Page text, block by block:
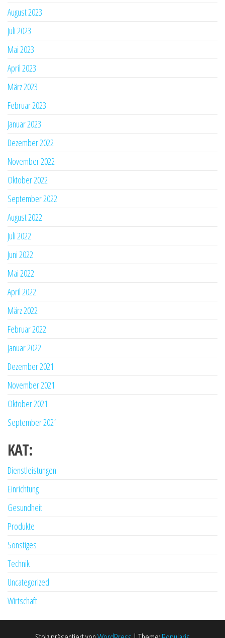
August 2023
Juli 2023
Mai 2023
April 2023
März 2023
Februar 2023
Januar 2023
Dezember 2022
November 2022
Oktober 2022
September 2022
August 2022
Juli 2022
Juni 2022
Mai 2022
April 2022
März 2022
Februar 2022
Januar 2022
Dezember 2021
November 2021
Oktober 2021
September 2021
KAT:
Dienstleistungen
Einrichtung
Gesundheit
Produkte
Sonstiges
Technik
Uncategorized
Wirtschaft